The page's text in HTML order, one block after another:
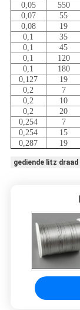
0,05
550
0,07
55
0,08
19
0,1
35
0,1
45
0,1
120
0,1
180
0,127
19
0,2
7
0,2
10
0,2
20
0,254
7
0,254
15
0,287
19
gediende litz draad